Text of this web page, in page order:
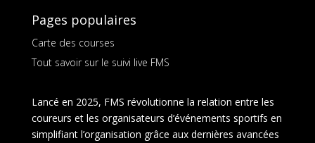
Pages populaires
Carte des courses
Tout savoir sur le suivi live FMS
Lancé en 2025, FMS révolutionne la relation entre les
coureurs et les organisateurs d’événements sportifs en
simplifiant l’organisation grâce aux dernières avancées